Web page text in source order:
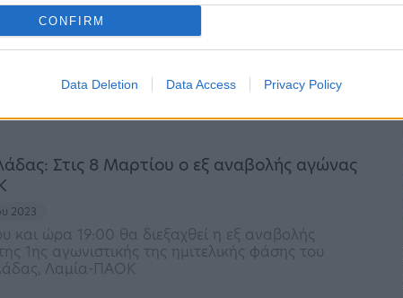
CONFIRM
Data Deletion Data Access Privacy Policy
θέσεις εργασίας στην 16η Ημέρα Καριέρας
επιχειρήσεις
Στις 8 Μαρτίου ο εξ αναβολής αγώνας
2023
και ώρα 19:00 θα διεξαχθεί η εξ αναβολής
1ης αγωνιστικής της ημιτελικής φάσης του
Λαμία-ΠΑΟΚ